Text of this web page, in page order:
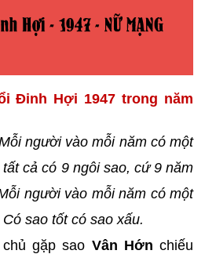
Đinh Hợi 1947 trong năm
người vào mỗi năm có một
cả có 9 ngôi sao, cứ 9 năm
người vào mỗi năm có một
sao tốt có sao xấu.
gặp sao Vân Hớn chiếu